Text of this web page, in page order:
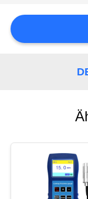
FORDERN
SIE EIN
PRIVACY
POLICY